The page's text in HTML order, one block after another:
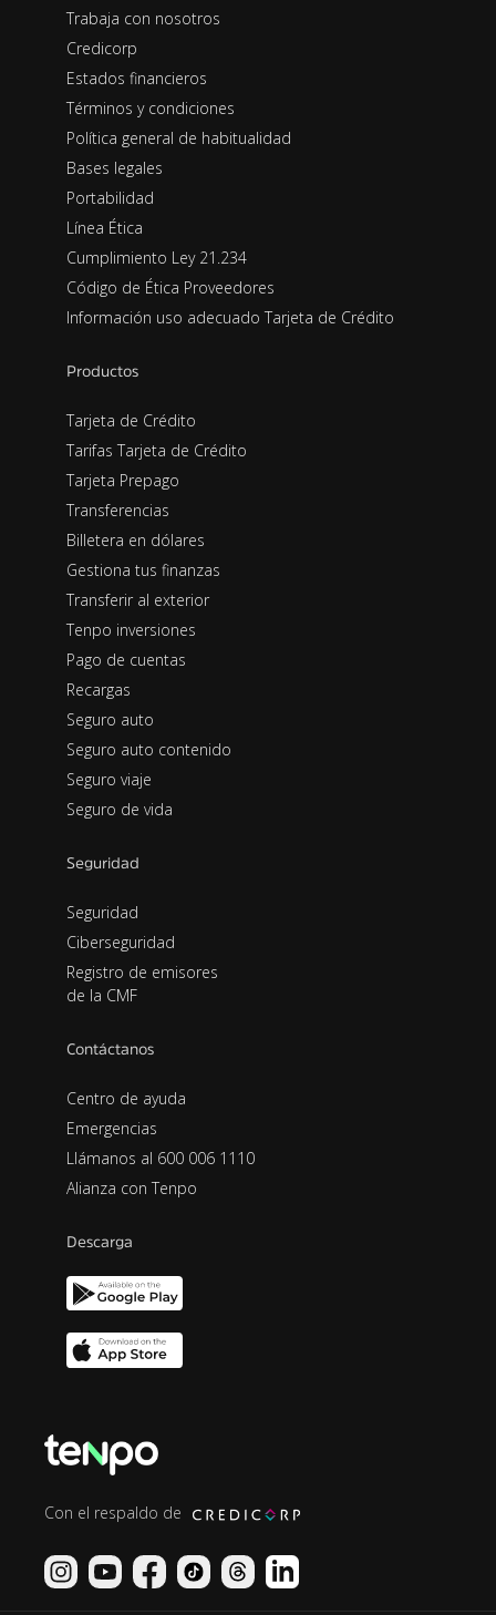
Trabaja con nosotros
Credicorp
Estados financieros
Términos y condiciones
Política general de habitualidad
Bases legales
Portabilidad
Línea Ética
Cumplimiento Ley 21.234
Código de Ética Proveedores
Información uso adecuado Tarjeta de Crédito
Productos
Tarjeta de Crédito
Tarifas Tarjeta de Crédito
Tarjeta Prepago
Transferencias
Billetera en dólares
Gestiona tus finanzas
Transferir al exterior
Tenpo inversiones
Pago de cuentas
Recargas
Seguro auto
Seguro auto contenido
Seguro viaje
Seguro de vida
Seguridad
Seguridad
Ciberseguridad
Registro de emisores
de la CMF
Contáctanos
Centro de ayuda
Emergencias
Llámanos al 600 006 1110
Alianza con Tenpo
Descarga
Con el respaldo de